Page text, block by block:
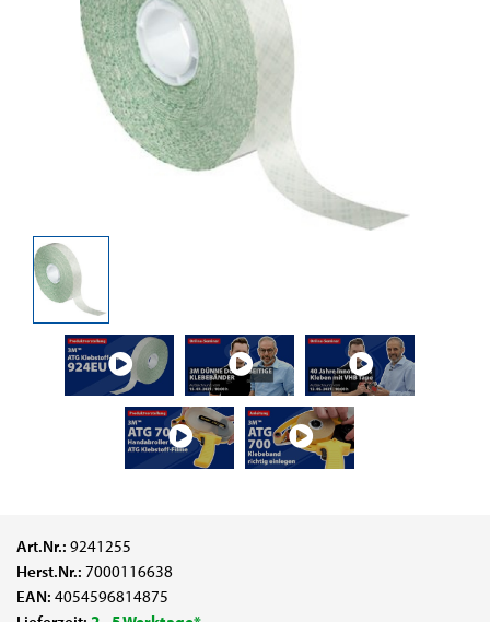
Art.Nr.: 9241255
Herst.Nr.: 7000116638
EAN: 4054596814875